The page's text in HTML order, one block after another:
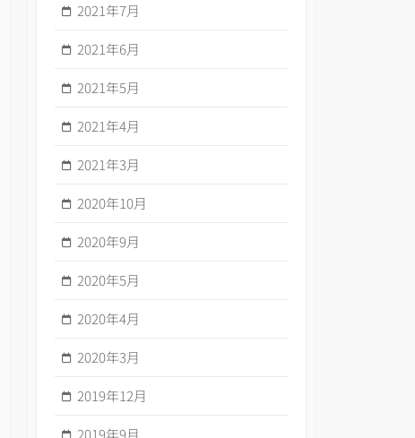
2021年7月
2021年6月
2021年5月
2021年4月
2021年3月
2020年10月
2020年9月
2020年5月
2020年4月
2020年3月
2019年12月
2019年9月